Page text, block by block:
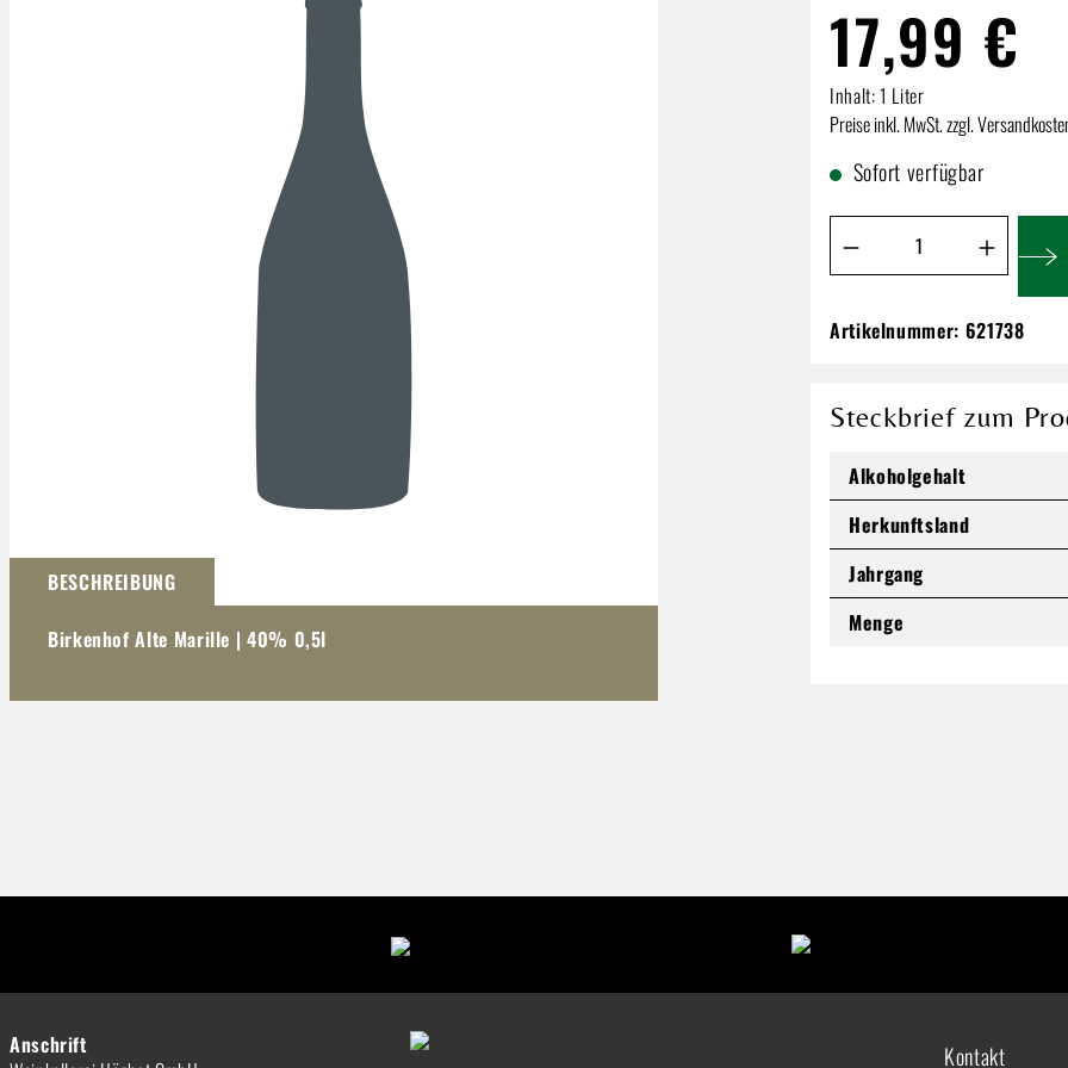
BESCHREIBUNG
Birkenhof Alte Marille | 40% 0,5l
17,99 €
Inhalt:1 Liter
Preise inkl. MwSt. zzgl.
Sofort verfügbar
Produkt Anzahl: Gib
17,99 €
Inhalt:1 Liter
Preise inkl. MwSt. zzgl. Versandkosten
Artikelnummer: 621738
Steckbrief zum
Alkoholgehalt
Herkunftsland
Jahrgang
Menge
Anschrift
Kontakt